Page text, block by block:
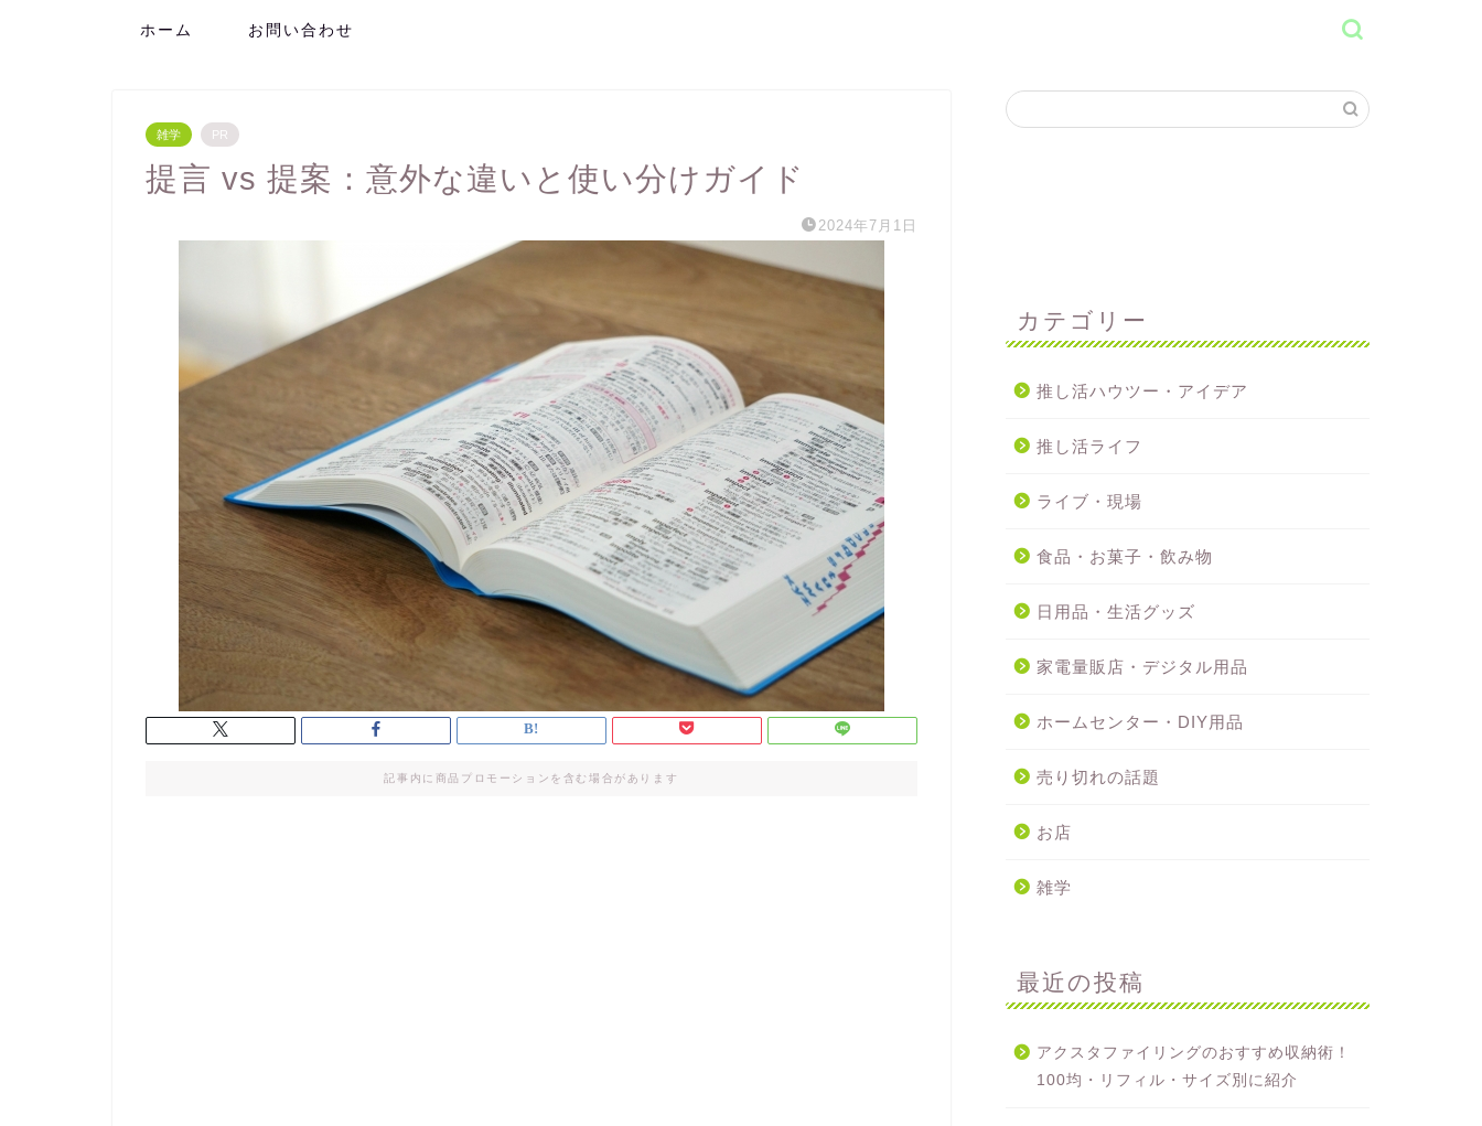
ホーム お問い合わせ
雑学 PR
提言 vs 提案：意外な違いと使い分けガイド
2024年7月1日
記事内に商品プロモーションを含む場合があります
カテゴリー
推し活ハウツー・アイデア
推し活ライフ
ライブ・現場
食品・お菓子・飲み物
日用品・生活グッズ
家電量販店・デジタル用品
ホームセンター・DIY用品
売り切れの話題
お店
雑学
最近の投稿
アクスタファイリングのおすすめ収納術！
100均・リフィル・サイズ別に紹介